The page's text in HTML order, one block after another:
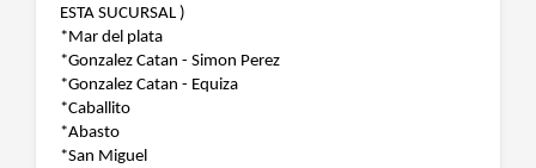
ESTA SUCURSAL )
*Mar del plata
*Gonzalez Catan - Simon Perez
*Gonzalez Catan - Equiza
*Caballito
*Abasto
*San Miguel